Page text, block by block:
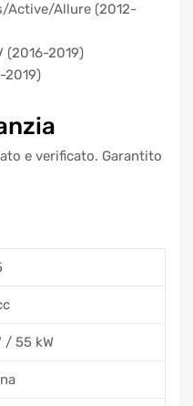
Active/Allure (2012-
(2016-2019)
2019)
e verificato. Garantito
/ 55 kW